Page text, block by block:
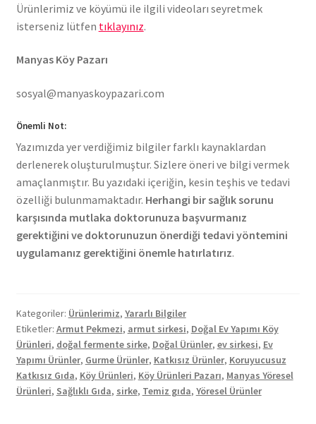
Ürünlerimiz ve köyümü ile ilgili videoları seyretmek
isterseniz lütfen tıklayınız.
Manyas Köy Pazarı
sosyal@manyaskoypazari.com
Önemli Not:
Yazımızda yer verdiğimiz bilgiler farklı kaynaklardan
derlenerek oluşturulmuştur. Sizlere öneri ve bilgi vermek
amaçlanmıştır. Bu yazıdaki içeriğin, kesin teşhis ve tedavi
özelliği bulunmamaktadır. Herhangi bir sağlık sorunu
karşısında mutlaka doktorunuza başvurmanız
gerektiğini ve doktorunuzun önerdiği tedavi yöntemini
uygulamanız gerektiğini önemle hatırlatırız.
Kategoriler: Ürünlerimiz, Yararlı Bilgiler
Etiketler: Armut Pekmezi, armut sirkesi, Doğal Ev Yapımı Köy
Ürünleri, doğal fermente sirke, Doğal Ürünler, ev sirkesi, Ev
Yapımı Ürünler, Gurme Ürünler, Katkısız Ürünler, Koruyucusuz
Katkısız Gıda, Köy Ürünleri, Köy Ürünleri Pazarı, Manyas Yöresel
Ürünleri, Sağlıklı Gıda, sirke, Temiz gıda, Yöresel Ürünler